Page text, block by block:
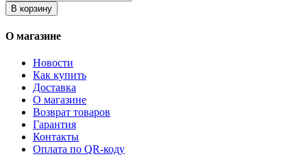
В корзину
О магазине
Новости
Как купить
Доставка
О магазине
Возврат товаров
Гарантия
Контакты
Оплата по QR-коду